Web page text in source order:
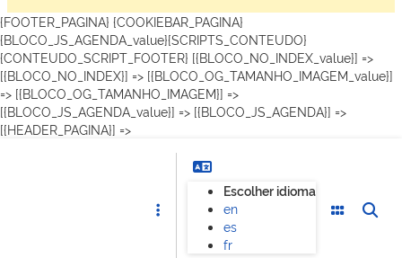
{FOOTER_PAGINA} {COOKIEBAR_PAGINA}
{BLOCO_JS_AGENDA_value}{SCRIPTS_CONTEUDO}
{CONTEUDO_SCRIPT_FOOTER} [{BLOCO_NO_INDEX_value}] =>
[{BLOCO_NO_INDEX}] => [{BLOCO_OG_TAMANHO_IMAGEM_value}]
=> [{BLOCO_OG_TAMANHO_IMAGEM}] =>
[{BLOCO_JS_AGENDA_value}] => [{BLOCO_JS_AGENDA}] =>
[{HEADER_PAGINA}] =>
Escolher idioma
en
es
fr